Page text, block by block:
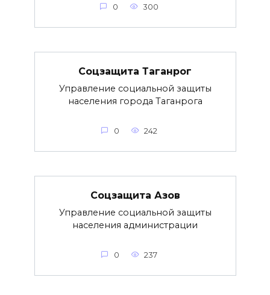
0 300
Соцзащита Таганрог
Управление социальной защиты
населения города Таганрога
0 242
Соцзащита Азов
Управление социальной защиты
населения администрации
0 237